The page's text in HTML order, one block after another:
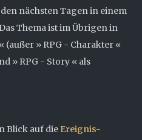
nächsten Tagen in einem
Thema ist im Übrigen in
(außer » RPG - Charakter «
» RPG - Story « als
Blick auf die Ereignis-